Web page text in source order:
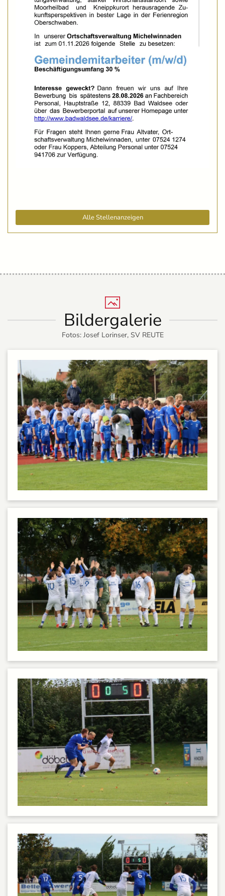
Alle Stellenanzeigen
Bildergalerie
Fotos: Josef Lorinser, SV REUTE